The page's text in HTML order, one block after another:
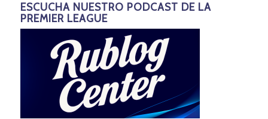
ESCUCHA NUESTRO PODCAST DE LA
PREMIER LEAGUE